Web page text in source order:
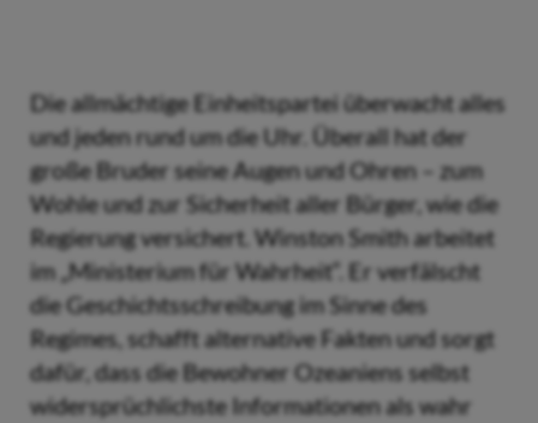
Die allmächtige Einheitspartei überwacht alles
und jeden rund um die Uhr. Überall hat der
große Bruder seine Augen und Ohren – zum
Wohle und zur Sicherheit aller Bürger, wie die
Regierung versichert. Winston Smith arbeitet
im „Ministerium für Wahrheit“. Er verfälscht
die Geschichtsschreibung im Sinne des
Regimes, schafft alternative Fakten und sorgt
dafür, dass die Bewohner Ozeaniens selbst
widersprüchlichste Informationen als wahr